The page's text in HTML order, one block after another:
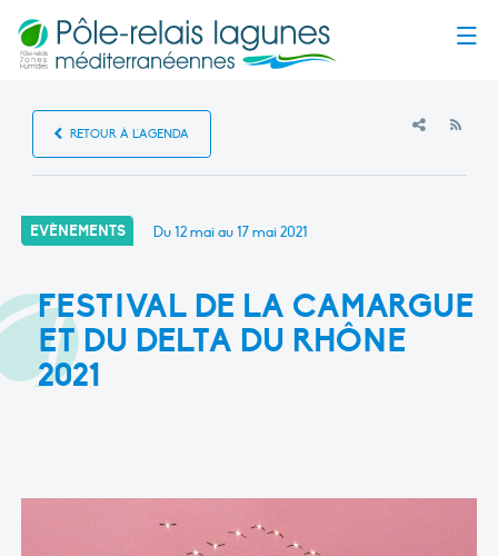
RETOUR À L'AGENDA
EVÈNEMENTS Du 12 mai au 17 mai 2021
FESTIVAL DE LA CAMARGUE
ET DU DELTA DU RHÔNE
2021